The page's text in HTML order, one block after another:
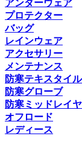
アンダーウェア
プロテクター
バッグ
レインウェア
アクセサリー
メンテナンス
防寒テキスタイ
防寒グローブ
防寒ミッドレイ
オフロード
レディース